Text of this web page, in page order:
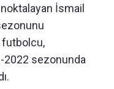
İsmail
futbolcu,
2022 sezonunda